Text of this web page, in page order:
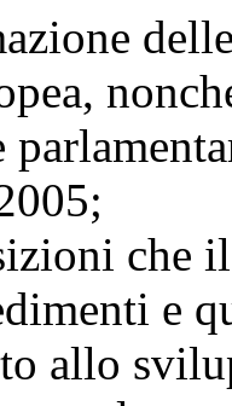
che
e
allo